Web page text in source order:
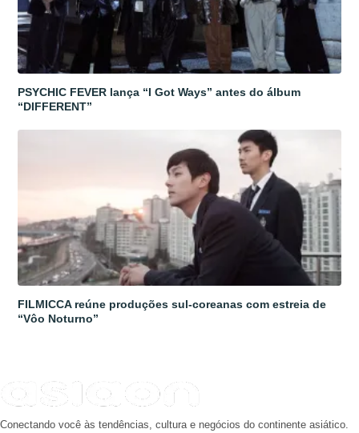
PSYCHIC FEVER lança “I Got Ways” antes do álbum
“DIFFERENT”
FILMICCA reúne produções sul-coreanas com estreia de
“Vôo Noturno”
Conectando você às tendências, cultura e negócios do continente asiático.